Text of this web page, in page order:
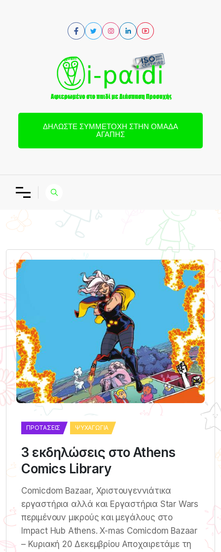
ΔΗΛΏΣΤΕ ΣΥΜΜΕΤΟΧΉ ΣΤΗΝ ΟΜΆΔΑ
ΑΓΆΠΗΣ
ΠΡΟΤΆΣΕΙΣ ΨΥΧΑΓΩΓΊΑ
3 εκδηλώσεις στο Athens
Comics Library
Comicdom Bazaar, Χριστουγεννιάτικα
εργαστήρια αλλά και Εργαστήρια Star Wars
περιμένουν μικρούς και μεγάλους στο
Impact Hub Athens. X-mas Comicdom Bazaar
– Κυριακή 20 Δεκεμβρίου Αποχαιρετάμε τη